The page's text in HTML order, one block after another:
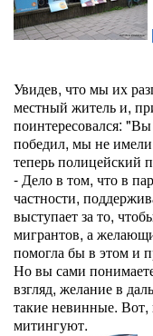
Увидев, что мы их
местный житель и,
поинтересовался:
победил, мы не
теперь полицейский
- Дело в том, что в
частности,
выступает за то,
мигрантов, а
помогла бы в этом и
Но вы сами
взгляд, желание в
такие невинные.
митингуют.